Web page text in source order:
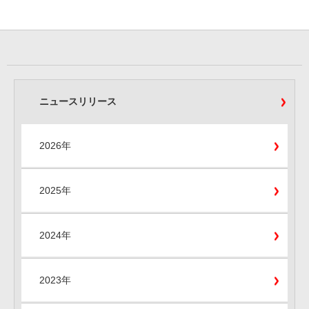
ニュースリリース
2026年
2025年
2024年
2023年